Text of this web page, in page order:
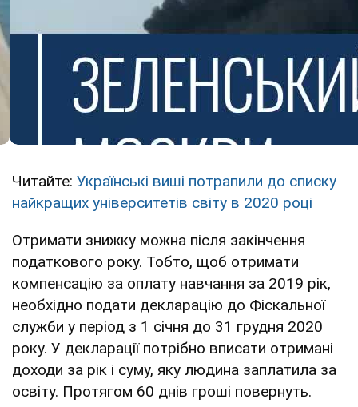
Читайте: Українські виші потрапили до списку
найкращих університетів світу в 2020 році
Отримати знижку можна після закінчення
податкового року. Тобто, щоб отримати
компенсацію за оплату навчання за 2019 рік,
необхідно подати декларацію до Фіскальної
служби у період з 1 січня до 31 грудня 2020
року. У декларації потрібно вписати отримані
доходи за рік і суму, яку людина заплатила за
освіту. Протягом 60 днів гроші повернуть.